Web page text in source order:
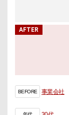
AFTER
BEFORE 事業会社